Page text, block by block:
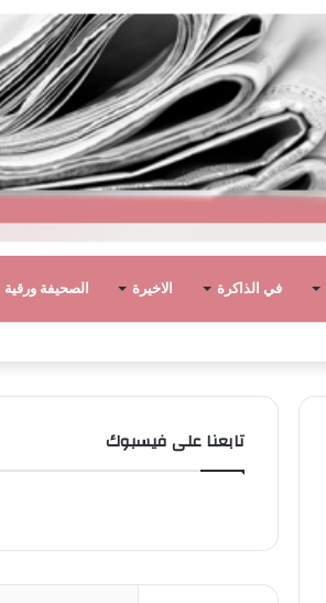
في الذاكرة الاخيرة الصحيفة ورقية
تابعنا على فيسبوك